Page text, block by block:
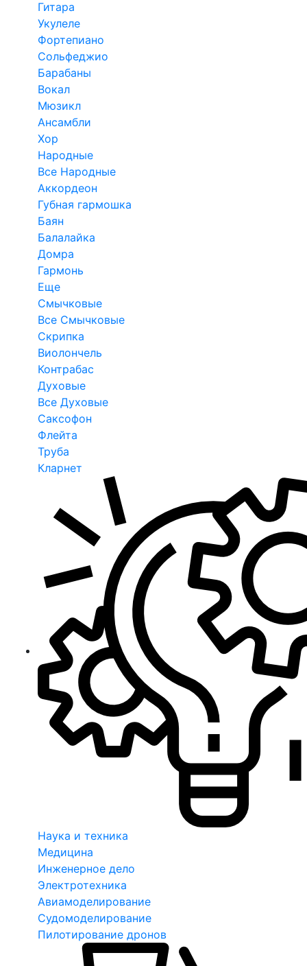
Гитара
Укулеле
Фортепиано
Сольфеджио
Барабаны
Вокал
Мюзикл
Ансамбли
Хор
Народные
Все Народные
Аккордеон
Губная гармошка
Баян
Балалайка
Домра
Гармонь
Еще
Смычковые
Все Смычковые
Скрипка
Виолончель
Контрабас
Духовые
Все Духовые
Саксофон
Флейта
Труба
Кларнет
Наука и техника
Медицина
Инженерное дело
Электротехника
Авиамоделирование
Судомоделирование
Пилотирование дронов